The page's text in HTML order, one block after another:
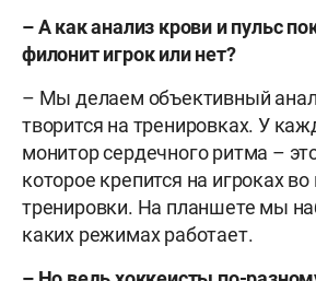
– А как анализ крови и пульс
филонит игрок или нет?
– Мы делаем объективный
творится на тренировках. У
монитор сердечного ритма –
которое крепится на игроках
тренировки. На планшете мы
каких режимах работает.